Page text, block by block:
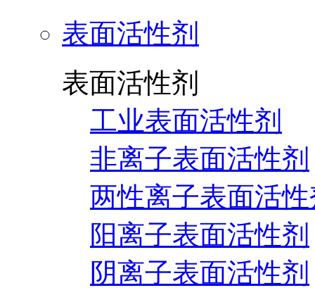
表面活性剂
表面活性剂
工业表面活性剂
非离子表面活性剂
两性离子表面活
阳离子表面活性剂
阴离子表面活性剂